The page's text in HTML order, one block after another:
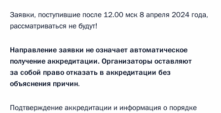
Заявки, поступившие после 12.00 мск 8 апреля 2024 года,
рассматриваться не будут!
Направление заявки не означает автоматическое
получение аккредитации. Организаторы оставляют
за собой право отказать в аккредитации без
объяснения причин.
Подтверждение аккредитации и информация о порядке